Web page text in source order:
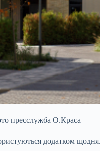
пресслужба О.Краса
додатком